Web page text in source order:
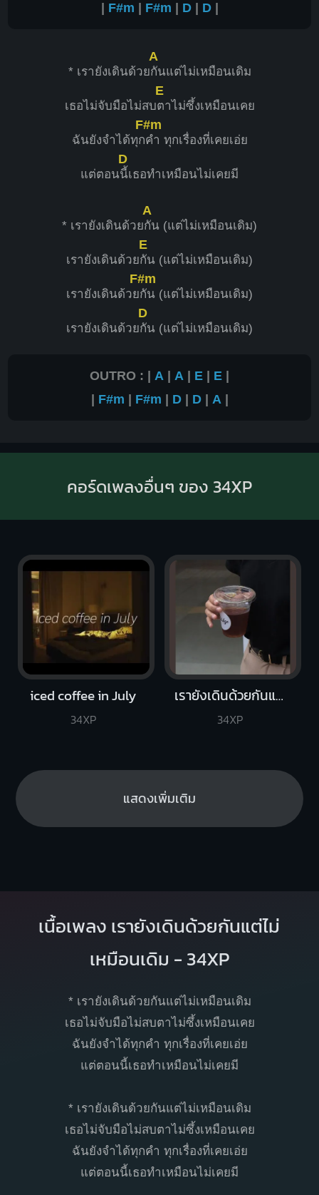
| F#m | F#m | D| D|
* เรายังเดินด้วย
A
กันแต่ไม่เหมือนเดิม
เธอไม่จับมือไม่สบ
E
ตาไม่ซึ้งเหมือนเคย
ฉันยังจำได้ทุก
F#m
คำ ทุกเรื่องที่เคยเอ่ย
แต่ตอน
D
นี้เธอทำเหมือนไม่เคยมี
* เรายังเดินด้วย
A
กัน (แต่ไม่เหมือนเดิม)
เรายังเดินด้วย
E
กัน (แต่ไม่เหมือนเดิม)
เรายังเดินด้วย
F#m
กัน (แต่ไม่เหมือนเดิม)
เรายังเดินด้วย
D
กัน (แต่ไม่เหมือนเดิม)
OUTRO : | A | A | E | E |
| F#m | F#m | D| D| A|
คอร์ดเพลงอื่นๆ ของ 34XP
เรายังเดินด้วยกันแต่ไม่เหมือนเดิม
34XP
iced coffee in July
34XP
แสดงเพิ่มเติม
เนื้อเพลง เรายังเดินด้วยกันแต่ไม่
เหมือนเดิม - 34XP
* เรายังเดินด้วยกันแต่ไม่เหมือนเดิม
เธอไม่จับมือไม่สบตาไม่ซึ้งเหมือนเคย
ฉันยังจำได้ทุกคำ ทุกเรื่องที่เคยเอ่ย
แต่ตอนนี้เธอทำเหมือนไม่เคยมี
* เรายังเดินด้วยกันแต่ไม่เหมือนเดิม
เธอไม่จับมือไม่สบตาไม่ซึ้งเหมือนเคย
ฉันยังจำได้ทุกคำ ทุกเรื่องที่เคยเอ่ย
แต่ตอนนี้เธอทำเหมือนไม่เคยมี